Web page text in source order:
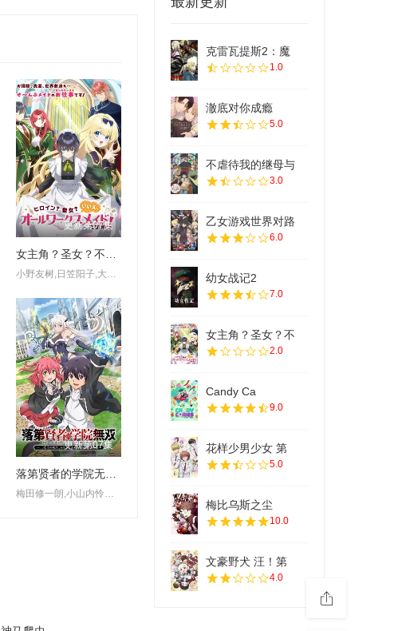
更新第07集
女主角？圣女？不，我是杂役女仆（自豪）
小野友树,日笠阳子,大久保瑠美,堀江瞬,天崎滉平,仲村宗悟,宫本侑芽
更新第07集
落第贤者的学院无双 第二回转生，S等级作弊魔术师冒险记
梅田修一朗,小山内怜央,白石晴香,加藤英美里,平川大辅,东地宏树,福原绫香
克雷瓦提斯2：魔
1.0
澈底对你成瘾
5.0
不虐待我的继母与
3.0
乙女游戏世界对路
6.0
幼女战记2
7.0
女主角？圣女？不
2.0
Candy Ca
9.0
花样少男少女 第
5.0
梅比乌斯之尘
10.0
文豪野犬 汪！第
4.0